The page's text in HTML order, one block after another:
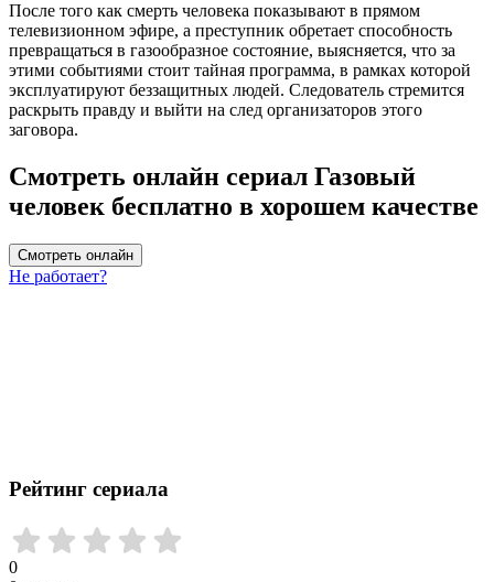
После того как смерть человека показывают в прямом
телевизионном эфире, а преступник обретает способность
превращаться в газообразное состояние, выясняется, что за
этими событиями стоит тайная программа, в рамках которой
эксплуатируют беззащитных людей. Следователь стремится
раскрыть правду и выйти на след организаторов этого
заговора.
Смотреть онлайн сериал Газовый
человек бесплатно в хорошем качестве
Смотреть онлайн
Не работает?
Рейтинг сериала
0